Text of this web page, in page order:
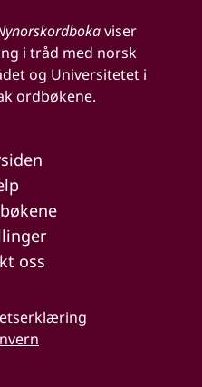
viser
i tråd med norsk
og Universitetet i
ordbøkene.
oss